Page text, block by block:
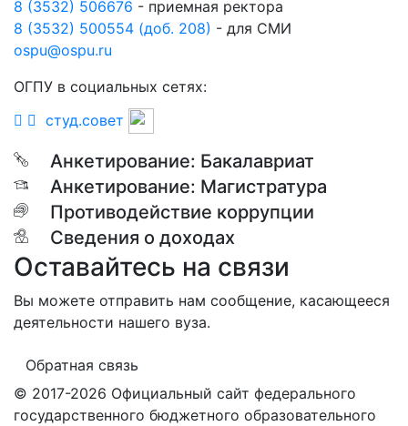
8 (3532) 506676 - приемная ректора
8 (3532) 500554 (доб. 208) - для СМИ
ospu@ospu.ru
ОГПУ в социальных сетях:
студ.совет
Анкетирование: Бакалавриат
Анкетирование: Магистратура
Противодействие коррупции
Сведения о доходах
Оставайтесь на связи
Вы можете отправить нам сообщение, касающееся
деятельности нашего вуза.
Обратная связь
© 2017-2026 Официальный сайт федерального
государственного бюджетного образовательного